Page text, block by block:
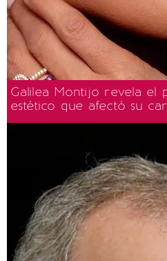
Galilea Montijo revela el
estético que afectó su